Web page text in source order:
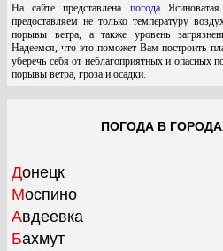
На сайте представлена погода
предоставляем не только температуру
порывы ветра, а также уровень
Надеемся, что это поможет Вам построить
уберечь себя от неблагоприятных и опасных
порывы ветра, гроза и осадки.
ПОГОДА В
Донецк
Моспино
Авдеевка
Бахмут